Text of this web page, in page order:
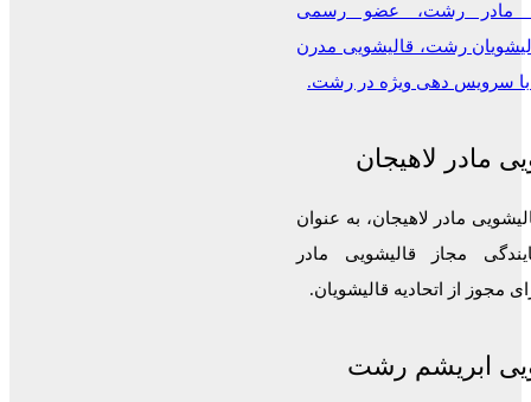
مادر رشت، عضو رسمی
رشت، قالیشویی مدرن
با سرویس دهی ویژه در رشت.
مادر لاهیجان
مادر لاهیجان، به عنوان
مجاز قالیشویی مادر
مجوز از اتحادیه قالیشویان.
ابریشم رشت